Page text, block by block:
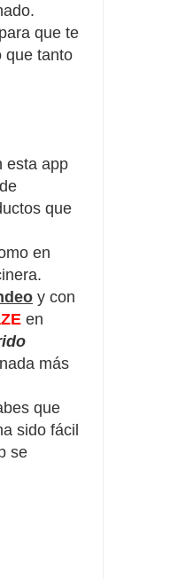
que te
que tanto
esta app
que
en
y con
nada más
que
sido fácil
se